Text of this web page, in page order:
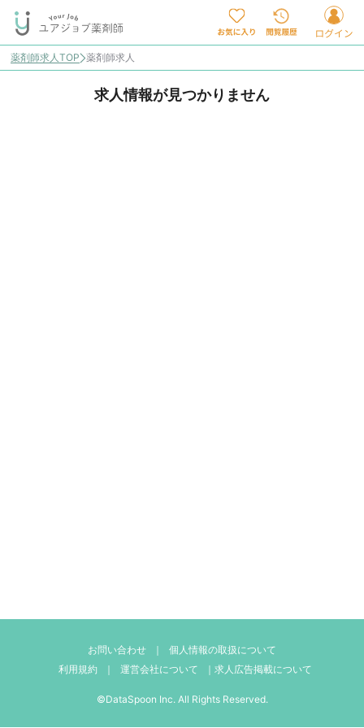
薬剤師求人TOP 薬剤師求人
求人情報が見つかりません
お問い合わせ ｜
個人情報の取扱について
利用規約
｜ 運営会社について ｜ 求人広告掲載について
©DataSpoon Inc. All Rights Reserved.